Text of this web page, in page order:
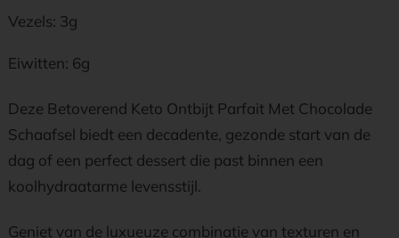
Vezels: 3g
Eiwitten: 6g
Deze Betoverend Keto Ontbijt Parfait Met Chocolade
Schaafsel biedt een decadente, gezonde start van de
dag of een perfect dessert die past binnen een
koolhydraatarme levensstijl.
Geniet van de luxueuze combinatie van texturen en